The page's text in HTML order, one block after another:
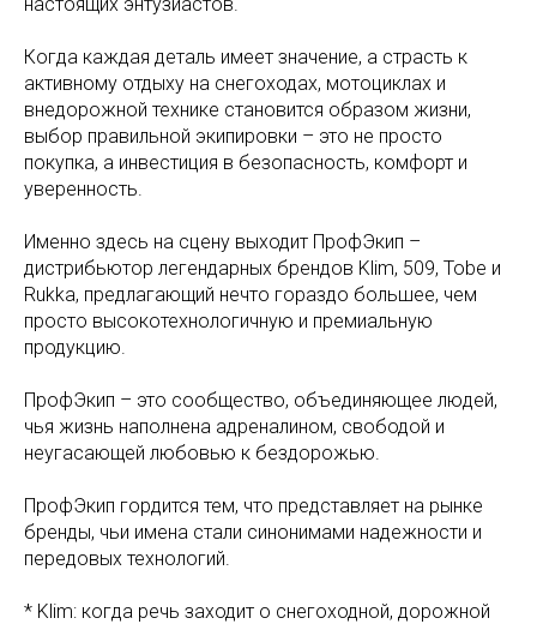
Когда каждая деталь имеет значение, а страсть к
активному отдыху на снегоходах, мотоциклах и
внедорожной технике становится образом жизни,
выбор правильной экипировки – это не просто
покупка, а инвестиция в безопасность, комфорт и
уверенность.
Именно здесь на сцену выходит ПрофЭкип –
дистрибьютор легендарных брендов Klim, 509, Tobe и
Rukka, предлагающий нечто гораздо большее, чем
просто высокотехнологичную и премиальную
продукцию.
ПрофЭкип – это сообщество, объединяющее людей,
чья жизнь наполнена адреналином, свободой и
неугасающей любовью к бездорожью.
ПрофЭкип гордится тем, что представляет на рынке
бренды, чьи имена стали синонимами надежности и
передовых технологий.
* Klim: когда речь заходит о снегоходной, дорожной